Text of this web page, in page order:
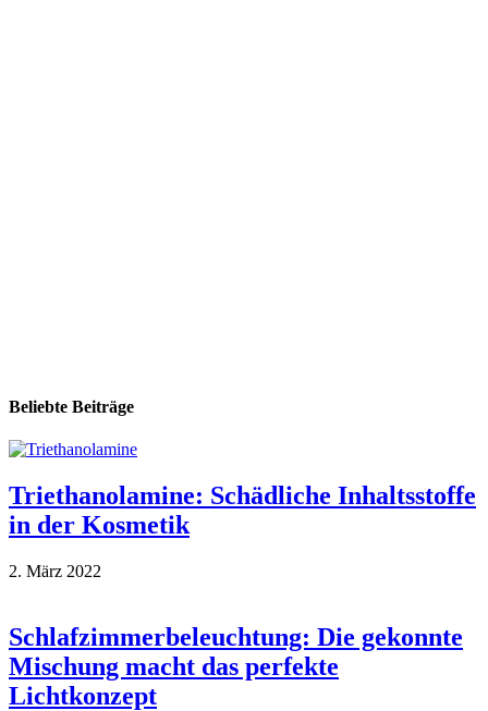
Beliebte Beiträge
Triethanolamine: Schädliche Inhaltsstoffe
in der Kosmetik
2. März 2022
Schlafzimmerbeleuchtung: Die gekonnte
Mischung macht das perfekte
Lichtkonzept